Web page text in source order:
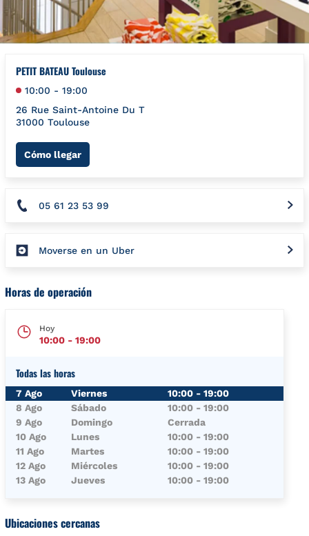
PETIT BATEAU Toulouse
10:00 - 19:00
26 Rue Saint-Antoine Du T
31000 Toulouse
Cómo llegarLink Opens in New Tab
05 61 23 53 99
Moverse en un Uber
Horas de operación
Hoy
10:00 - 19:00
Todas las horas
Día de la semanaHorario
7 Ago Viernes 10:00 - 19:00
8 Ago
Sábado 10:00 - 19:00
9 Ago
Domingo
Cerrada
10 Ago
Lunes 10:00 - 19:00
11 Ago
Martes 10:00 - 19:00
12 Ago
Miércoles 10:00 - 19:00
13 Ago
Jueves 10:00 - 19:00
Ubicaciones cercanas